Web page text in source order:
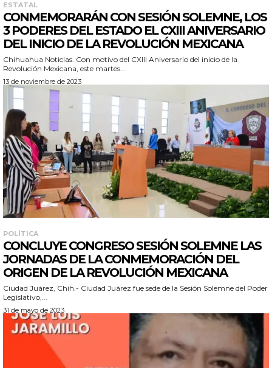
ESTATAL
CONMEMORARÁN CON SESIÓN SOLEMNE, LOS
3 PODERES DEL ESTADO EL CXIII ANIVERSARIO
DEL INICIO DE LA REVOLUCIÓN MEXICANA
Chihuahua Noticias. Con motivo del CXIII Aniversario del inicio de la
Revolución Mexicana, este martes...
13 de noviembre de 2023
POLÍTICA
CONCLUYE CONGRESO SESIÓN SOLEMNE LAS
JORNADAS DE LA CONMEMORACIÓN DEL
ORIGEN DE LA REVOLUCIÓN MEXICANA
Ciudad Juárez, Chih.- Ciudad Juárez fue sede de la Sesión Solemne del Poder
Legislativo,...
31 de mayo de 2023